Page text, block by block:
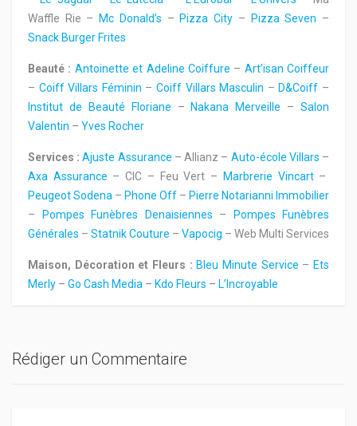
Waffle Rie –
Mc Donald’s – Pizza City – Pizza Seven –
Snack Burger Frites
Beauté : Antoinette et Adeline Coiffure – Art’isan Coiffeur
– Coiff Villars Féminin –Coiff Villars Masculin – D&Coiff –
Institut de Beauté Floriane – Nakana Merveille – Salon
Valentin – Yves Rocher
Services : Ajuste Assurance – Allianz – Auto-école Villars –
Axa Assurance – CIC – Feu Vert – Marbrerie Vincart–
Peugeot Sodena – Phone Off – Pierre Notarianni Immobilier
–
Pompes Funèbres Denaisiennes –
Pompes Funèbres
Générales – Statnik Couture – Vapocig – Web Multi Services
Maison, Décoration et Fleurs : Bleu Minute Service – Ets
Merly – Go Cash Media – Kdo Fleurs – L’Incroyable
Rédiger un Commentaire